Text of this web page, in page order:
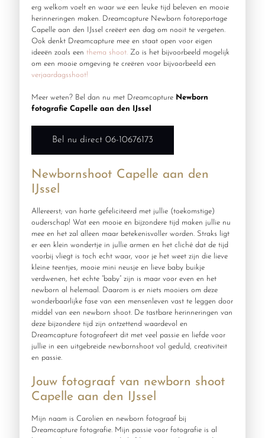
erg welkom voelt en waar we een leuke tijd beleven en mooie
herinneringen maken. Dreamcapture Newborn fotoreportage
Capelle aan den IJssel creëert een dag om nooit te vergeten.
Ook denkt Dreamcapture mee en staat open voor eigen
ideeën zoals een thema shoot. Zo is het bijvoorbeeld mogelijk
om een mooie omgeving te creëren voor bijvoorbeeld een
verjaardagsshoot!
Meer weten? Bel dan nu met Dreamcapture Newborn
fotografie Capelle aan den IJssel
Bel nu direct 06-10676173
Newbornshoot Capelle aan den
IJssel
Allereerst; van harte gefeliciteerd met jullie (toekomstige)
ouderschap! Wat een mooie en bijzondere tijd maken jullie nu
mee en het zal alleen maar betekenisvoller worden. Straks ligt
er een klein wondertje in jullie armen en het cliché dat de tijd
voorbij vliegt is toch echt waar, voor je het weet zijn die lieve
kleine teentjes, mooie mini neusje en lieve baby buikje
verdwenen, het echte “baby” zijn is maar voor even en het
newborn al helemaal. Daarom is er niets mooiers om deze
wonderbaarlijke fase van een mensenleven vast te leggen door
middel van een newborn shoot. De tastbare herinneringen van
deze bijzondere tijd zijn ontzettend waardevol en
Dreamcapture fotografeert dit met veel passie en liefde voor
jullie in een uitgebreide newbornshoot vol geduld, creativiteit
en passie.
Jouw fotograaf van newborn shoot
Capelle aan den IJssel
Mijn naam is Carolien en newborn fotograaf bij
Dreamcapture fotografie. Mijn passie voor fotografie is al